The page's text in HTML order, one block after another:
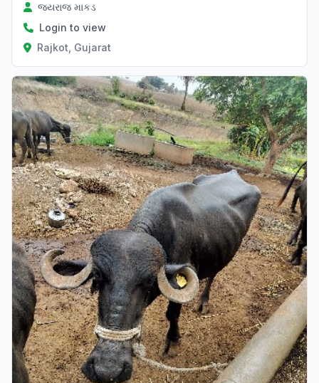
જયરાજ માકડ
Login to view
Rajkot, Gujarat